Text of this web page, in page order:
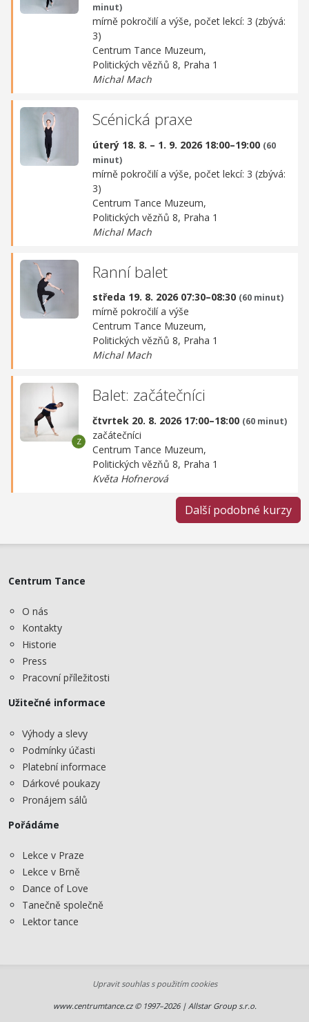
minut)
mírně pokročilí a výše, počet lekcí: 3 (zbývá:
3)
Centrum Tance Muzeum,
Politických vězňů 8, Praha 1
Michal Mach
Scénická praxe
úterý 18. 8. – 1. 9. 2026 18:00–19:00 (60
minut)
mírně pokročilí a výše, počet lekcí: 3 (zbývá:
3)
Centrum Tance Muzeum,
Politických vězňů 8, Praha 1
Michal Mach
Ranní balet
středa 19. 8. 2026 07:30–08:30 (60 minut)
mírně pokročilí a výše
Centrum Tance Muzeum,
Politických vězňů 8, Praha 1
Michal Mach
Balet: začátečníci
čtvrtek 20. 8. 2026 17:00–18:00 (60 minut)
začátečníci
Centrum Tance Muzeum,
Politických vězňů 8, Praha 1
Květa Hofnerová
Další podobné kurzy
Centrum Tance
O nás
Kontakty
Historie
Press
Pracovní příležitosti
Užitečné informace
Výhody a slevy
Podmínky účasti
Platební informace
Dárkové poukazy
Pronájem sálů
Pořádáme
Lekce v Praze
Lekce v Brně
Dance of Love
Tanečně společně
Lektor tance
Upravit souhlas s použitím cookies
www.centrumtance.cz © 1997–2026 | Allstar Group s.r.o.